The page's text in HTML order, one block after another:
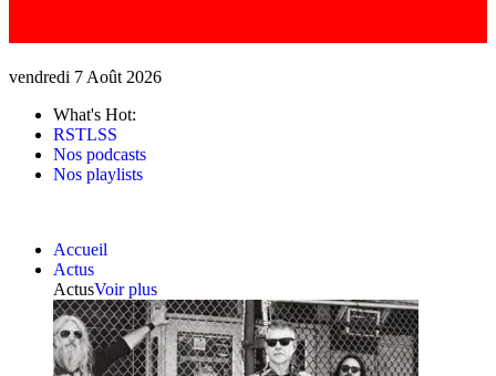
vendredi 7 Août 2026
What's Hot:
RSTLSS
Nos podcasts
Nos playlists
Accueil
Actus
ActusVoir plus